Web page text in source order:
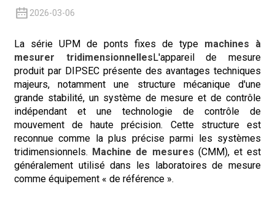
2026-03-06
La série UPM de ponts fixes de type machines à
mesurer tridimensionnelles L'appareil de mesure
produit par DIPSEC présente des avantages techniques
majeurs, notamment une structure mécanique d'une
grande stabilité, un système de mesure et de contrôle
indépendant et une technologie de contrôle de
mouvement de haute précision. Cette structure est
reconnue comme la plus précise parmi les systèmes
tridimensionnels. Machine de mesures (CMM), et est
généralement utilisé dans les laboratoires de mesure
comme équipement « de référence ».